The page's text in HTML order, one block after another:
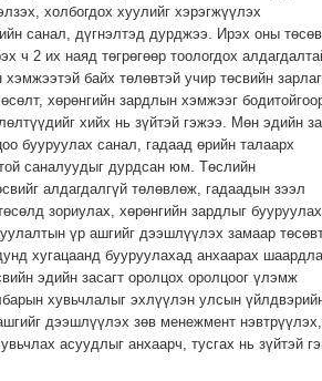
холбогдох хуулийг хэрэгжүүлэх
санал, дүгнэлтэд дурджээ. Ирэх оны төсөв
ч 2 их наяд төгрөгөөр тоологдох
байх төлөвтэй учир төсвийн
хөрөнгийн зардлын хэмжээг
хийх нь зүйтэй гэжээ. Мөн эдийн
бууруулах санал, гадаад өрийн талаарх
саналуудыг дурдсан юм. Төслийн
алдагдалгүй төлөвлөж, гадаадын зээл
зориулах, хөрөнгийн зардлыг
үр ашгийг дээшлүүлэх замаар
хугацаанд бууруулахад анхаарах
эдийн засагт оролцох оролцоог үлэмж
хувьчлалыг эхлүүлэн улсын
дээшлүүлэх зөв менежмент нэвтрүүлэх,
асуудлыг анхаарч, тусгах нь зүйтэй